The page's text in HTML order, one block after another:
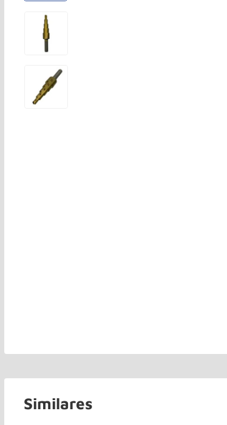
Similares